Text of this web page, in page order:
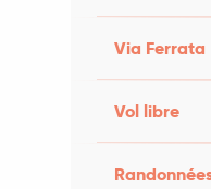
Via Ferrata
Vol libre
rêve